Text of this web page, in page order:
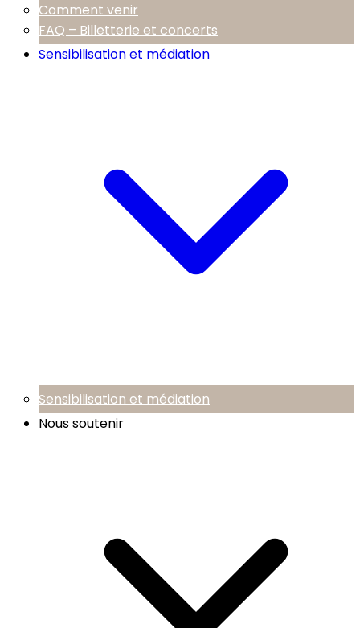
Comment venir
FAQ – Billetterie et concerts
Sensibilisation et médiation
Sensibilisation et médiation
Nous soutenir